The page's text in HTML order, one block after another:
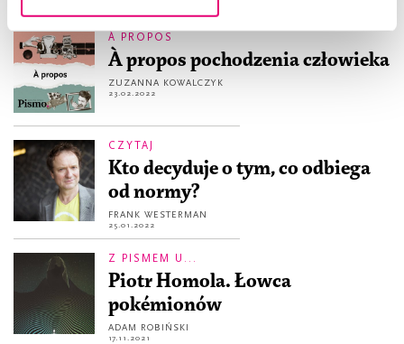
À PROPOS
À propos pochodzenia człowieka
ZUZANNA KOWALCZYK
23.02.2022
CZYTAJ
Kto decyduje o tym, co odbiega
od normy?
FRANK WESTERMAN
25.01.2022
Z PISMEM U...
Piotr Homola. Łowca
pokémionów
ADAM ROBIŃSKI
17.11.2021